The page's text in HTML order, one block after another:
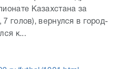
Казахстана за
7 голов), вернулся в город-
к...